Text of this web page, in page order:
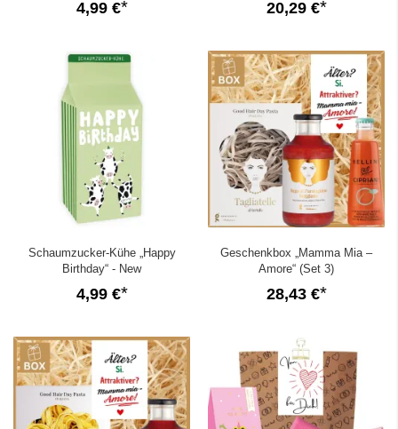
4,99 € 20,29 €
Schaumzucker-Kühe „Happy
Birthday“ - New
4,99 €
Geschenkbox „Mamma Mia –
Amore“ (Set 3)
28,43 €